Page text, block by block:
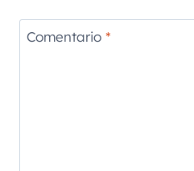
Comentario *